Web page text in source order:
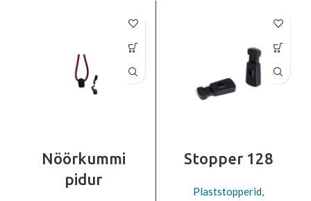
Nöörkummi
pidur
Stopper 128
Plaststopperid,